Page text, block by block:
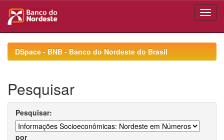
navigationDSpace - BNB - Banco do Nordeste do Brasil
Pesquisar
Pesquisar:
por